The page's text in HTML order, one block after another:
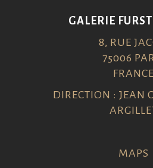
GALERIE
8, RUE
75006
FRANCE
DIRECTION : JEAN
MAPS